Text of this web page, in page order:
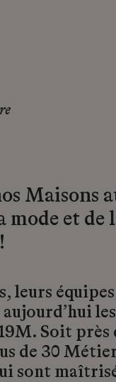
Maisons
mode et de
leurs
les
Soit près
de 30
sont